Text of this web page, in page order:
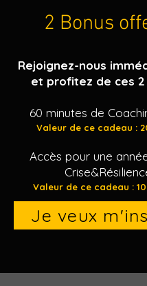
2 Bonus
Rejoignez-nous
et profitez de ces 2
60 minutes de
Valeur de ce cadeau :
Accès pour une
Valeur de ce cadeau :
Je veux